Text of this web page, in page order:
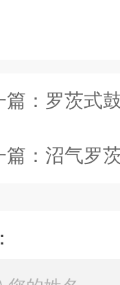
篇： 罗茨式
： 沼气罗